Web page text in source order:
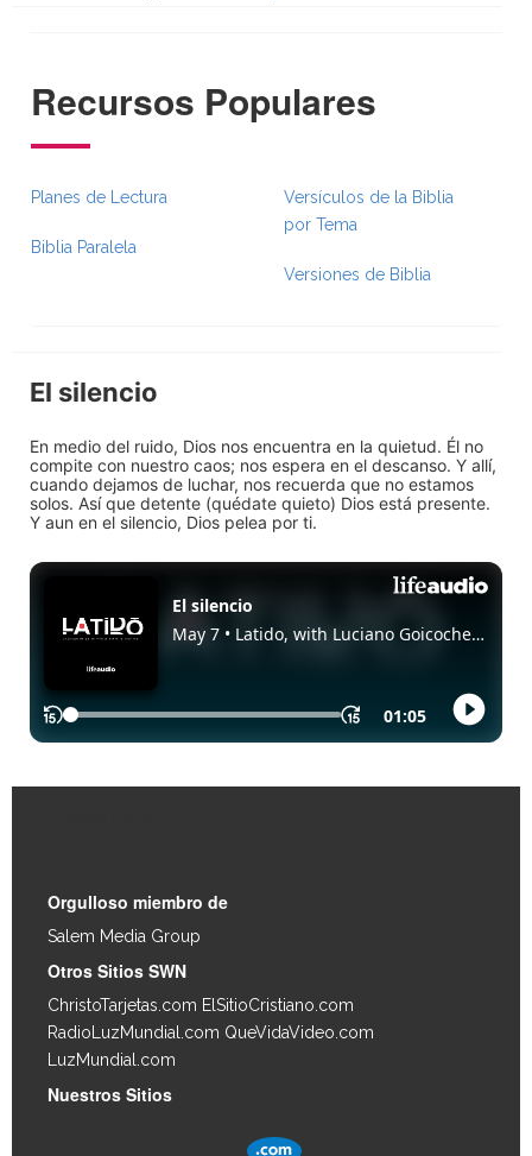
Recursos Populares
Planes de Lectura
Biblia Paralela
Versículos de la Biblia
por Tema
Versiones de Biblia
El silencio
En medio del ruido, Dios nos encuentra en la quietud. Él no
compite con nuestro caos; nos espera en el descanso. Y allí,
cuando dejamos de luchar, nos recuerda que no estamos
solos. Así que detente (quédate quieto) Dios está presente.
Y aun en el silencio, Dios pelea por ti.
Orgulloso miembro de
Salem Media Group
Otros Sitios SWN
ChristoTarjetas.com ElSitioCristiano.com
RadioLuzMundial.com QueVidaVideo.com
LuzMundial.com
Nuestros Sitios